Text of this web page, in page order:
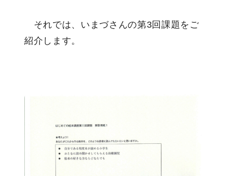
それでは、いまづさんの第3回課題をご
紹介します。